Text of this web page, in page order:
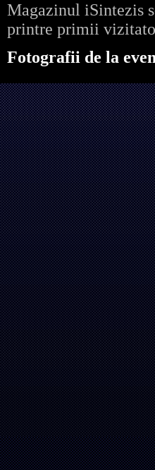
Magazinul iSintezis
printre primii
Fotografii de la